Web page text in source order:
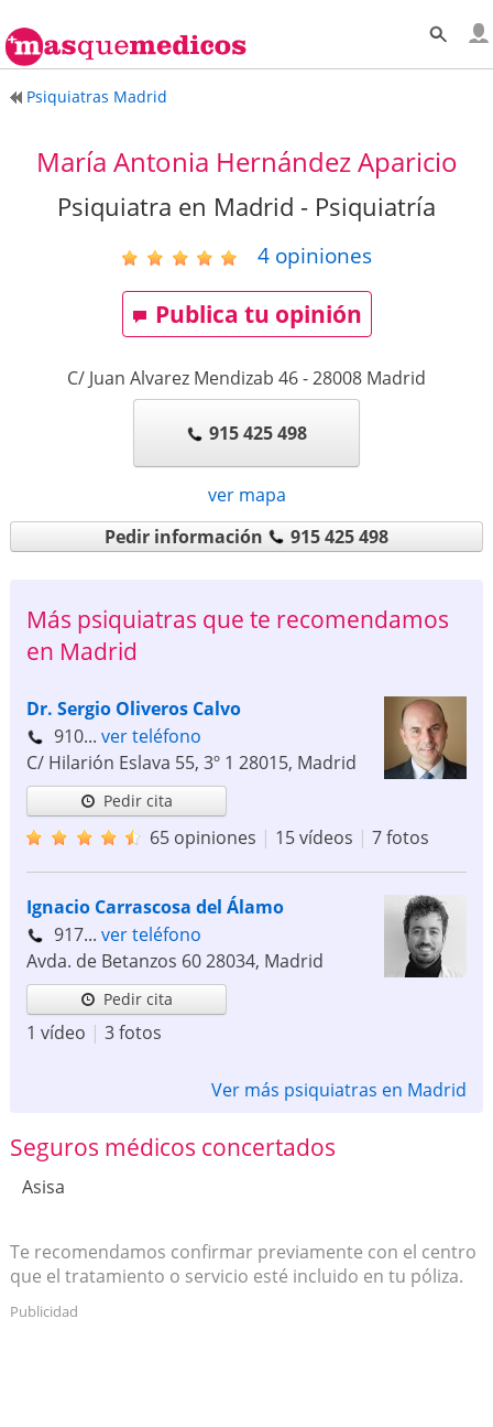
Psiquiatras Madrid
María Antonia Hernández Aparicio
Psiquiatra en Madrid - Psiquiatría
4opiniones
Publica tu opinión
C/ Juan Alvarez Mendizab 46-28008 Madrid
915 425 498
ver mapa
Pedir información
915 425 498
Más psiquiatras que te recomendamos
en Madrid
Dr. Sergio Oliveros Calvo
910... ver teléfono
C/ Hilarión Eslava 55, 3º 1 28015, Madrid
Pedir cita
65 opiniones | 15 vídeos | 7 fotos
Ignacio Carrascosa del Álamo
917... ver teléfono
Avda. de Betanzos 6028034, Madrid
Pedir cita
1 vídeo | 3 fotos
Ver más psiquiatras en Madrid
Seguros médicos concertados
Asisa
Te recomendamos confirmar previamente con el centro
que el tratamiento o servicio esté incluido en tu póliza.
Publicidad